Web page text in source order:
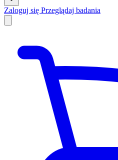
Zaloguj się Przeglądaj badania